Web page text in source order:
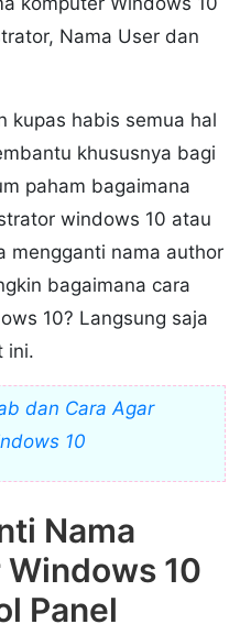
Nama User dan
kupas habis semua hal
khususnya bagi
paham bagaimana
windows 10 atau
mengganti nama author
bagaimana cara
10? Langsung saja
ini.
dan Cara Agar
10
Nama
10
Panel